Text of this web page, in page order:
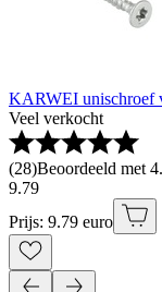
KARWEI unischroef
Veel verkocht
(28)Beoordeeld met
9.79
Prijs: 9.79 euro